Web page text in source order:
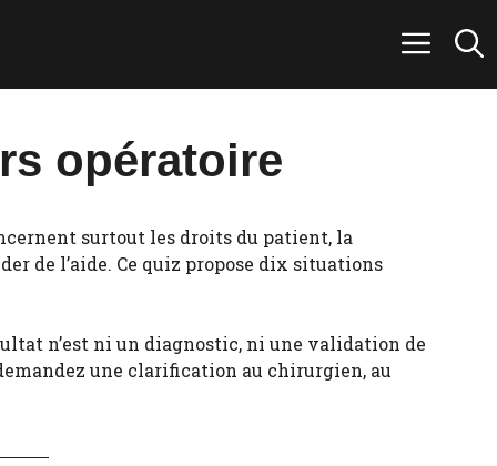
opératoire
surtout les droits du patient, la
de l’aide. Ce quiz propose dix situations
n’est ni un diagnostic, ni une validation de
une clarification au chirurgien, au